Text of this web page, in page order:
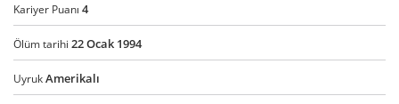
Kariyer Puanı 4
Ölüm tarihi 22Ocak 1994
UyrukAmerikalı